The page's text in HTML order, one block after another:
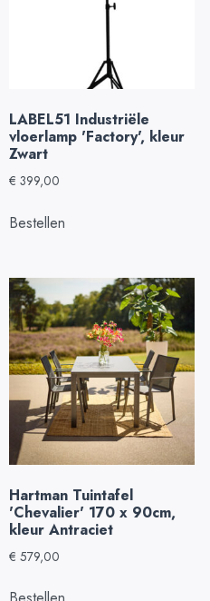
LABEL51 Industriële
vloerlamp 'Factory', kleur
Zwart
€ 399,00
Bestellen
Hartman Tuintafel
'Chevalier' 170 x 90cm,
kleur Antraciet
€ 579,00